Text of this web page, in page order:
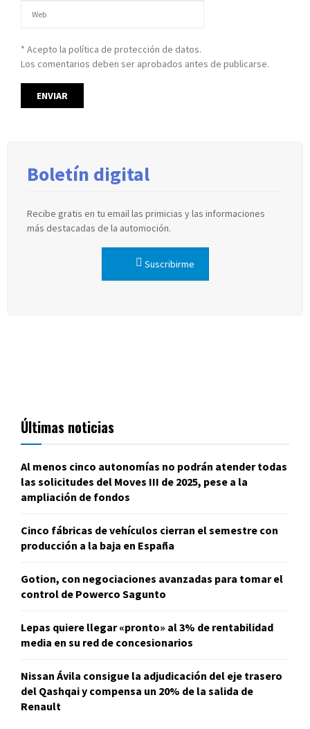
* Acepto la política de protección de datos.
Los comentarios deben ser aprobados antes de publicarse.
Boletín digital
Recibe gratis en tu email las primicias y las informaciones
más destacadas de la automoción.
Suscribirme
Últimas noticias
Al menos cinco autonomías no podrán atender todas
las solicitudes del Moves III de 2025, pese a la
ampliación de fondos
Cinco fábricas de vehículos cierran el semestre con
producción a la baja en España
Gotion, con negociaciones avanzadas para tomar el
control de Powerco Sagunto
Lepas quiere llegar «pronto» al 3% de rentabilidad
media en su red de concesionarios
Nissan Ávila consigue la adjudicación del eje trasero
del Qashqai y compensa un 20% de la salida de
Renault